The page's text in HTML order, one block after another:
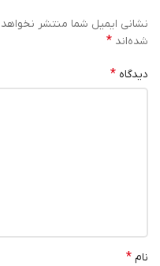
نشانی ایمیل شما منتشر
شده‌اند *
دیدگاه *
نام *